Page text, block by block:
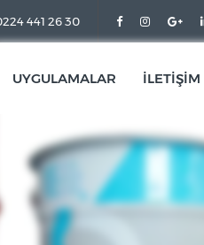
441 26 30
UYGULAMALAR İLETİŞİM